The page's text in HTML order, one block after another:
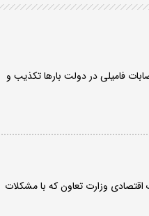
فامیلی در دولت بارها تکذیب و
وزارت تعاون که با مشکلات